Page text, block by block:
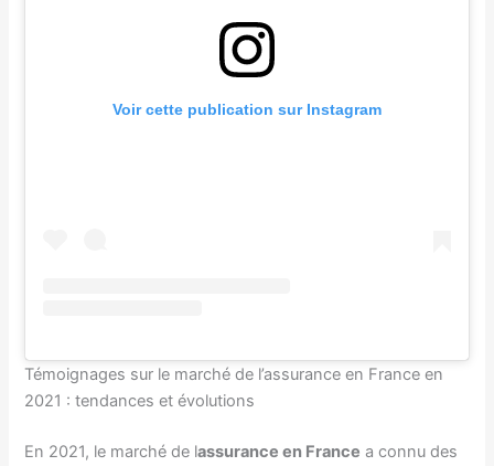
Voir cette publication sur Instagram
Témoignages sur le marché de l’assurance en France en
2021 : tendances et évolutions
En 2021, le marché de lassurance en France a connu des